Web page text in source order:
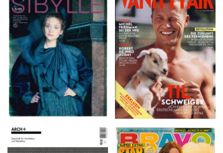
VANITY FAIR – Nr. 7 –
8. Februar 2007
SIBYLLE 6/89